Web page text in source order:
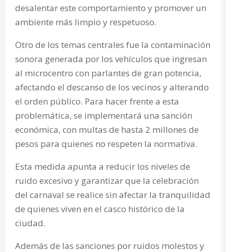
desalentar este comportamiento y promover un
ambiente más limpio y respetuoso.
Otro de los temas centrales fue la contaminación
sonora generada por los vehículos que ingresan
al microcentro con parlantes de gran potencia,
afectando el descanso de los vecinos y alterando
el orden público. Para hacer frente a esta
problemática, se implementará una sanción
económica, con multas de hasta 2 millones de
pesos para quienes no respeten la normativa.
Esta medida apunta a reducir los niveles de
ruido excesivo y garantizar que la celebración
del carnaval se realice sin afectar la tranquilidad
de quienes viven en el casco histórico de la
ciudad.
Además de las sanciones por ruidos molestos y